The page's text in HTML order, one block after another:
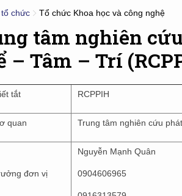
chức Tổ chức Khoa học và công nghệ
tâm nghiên
– Tâm – Trí
tắt RCPPIH
quan Trung tâm nghiên cứu
đơn vị
Nguyễn Mạnh Quân
0904606965